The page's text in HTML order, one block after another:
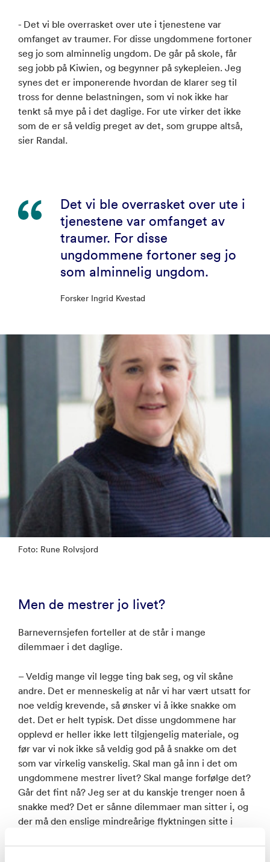
- Det vi ble overrasket over ute i tjenestene var
omfanget av traumer. For disse ungdommene fortoner
seg jo som alminnelig ungdom. De går på skole, får
seg jobb på Kiwien, og begynner på sykepleien. Jeg
synes det er imponerende hvordan de klarer seg til
tross for denne belastningen, som vi nok ikke har
tenkt så mye på i det daglige. For ute virker det ikke
som de er så veldig preget av det, som gruppe altså,
sier Randal.
Det vi ble overrasket over ute i
tjenestene var omfanget av
traumer. For disse
ungdommene fortoner seg jo
som alminnelig ungdom.
Forsker Ingrid Kvestad
Foto: Rune Rolvsjord
Men de mestrer jo livet?
Barnevernsjefen forteller at de står i mange
dilemmaer i det daglige.
– Veldig mange vil legge ting bak seg, og vil skåne
andre. Det er menneskelig at når vi har vært utsatt for
noe veldig krevende, så ønsker vi å ikke snakke om
det. Det er helt typisk. Det disse ungdommene har
opplevd er heller ikke lett tilgjengelig materiale, og
før var vi nok ikke så veldig god på å snakke om det
som var virkelig vanskelig. Skal man gå inn i det om
ungdommene mestrer livet? Skal mange forfølge det?
Går det fint nå? Jeg ser at du kanskje trenger noen å
snakke med? Det er sånne dilemmaer man sitter i, og
der må den enslige mindreårige flyktningen sitte i
vert, sier Randal.